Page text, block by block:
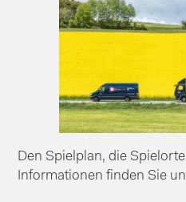
Den Spielplan, die
Informationen finden Sie